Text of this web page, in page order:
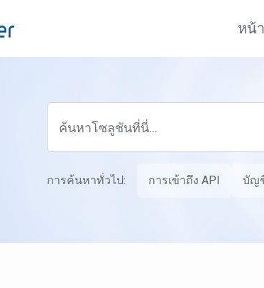
หน้
การค้นหาทั่วไป: การเข้าถึง API บัญ